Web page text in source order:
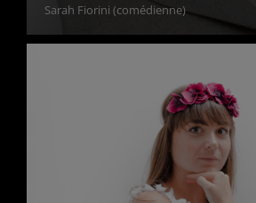
Sarah Fiorini (comédienne)